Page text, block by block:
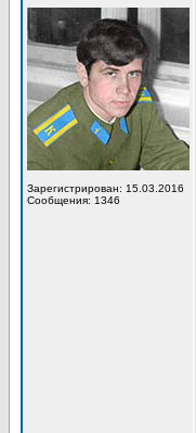
Зарегистрирован: 15.03.2016
Сообщения: 1346